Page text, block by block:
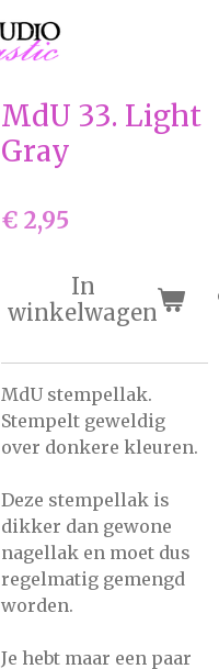
MdU 33. Light
Gray
€ 2,95
In
winkelwagen
MdU stempellak.
Stempelt geweldig
over donkere kleuren.
Deze stempellak is
dikker dan gewone
nagellak en moet dus
regelmatig gemengd
worden.
Je hebt maar een paar